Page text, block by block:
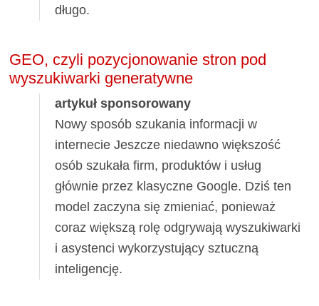
długo.
GEO, czyli pozycjonowanie stron pod
wyszukiwarki generatywne
artykuł sponsorowany
Nowy sposób szukania informacji w
internecie Jeszcze niedawno większość
osób szukała firm, produktów i usług
głównie przez klasyczne Google. Dziś ten
model zaczyna się zmieniać, ponieważ
coraz większą rolę odgrywają wyszukiwarki
i asystenci wykorzystujący sztuczną
inteligencję.